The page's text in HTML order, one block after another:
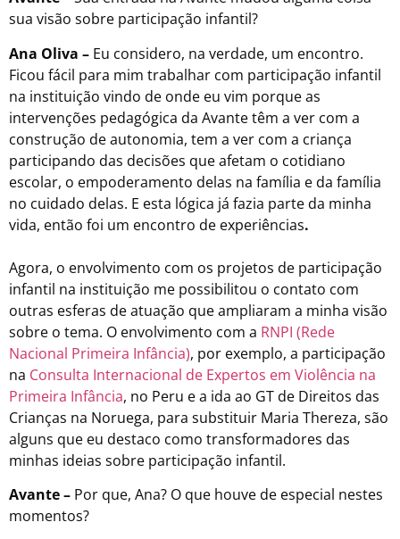
sua visão sobre participação infantil?
Ana Oliva – Eu considero, na verdade, um encontro.
Ficou fácil para mim trabalhar com participação infantil
na instituição vindo de onde eu vim porque as
intervenções pedagógica da Avante têm a ver com a
construção de autonomia, tem a ver com a criança
participando das decisões que afetam o cotidiano
escolar, o empoderamento delas na família e da família
no cuidado delas. E esta lógica já fazia parte da minha
vida, então foi um encontro de experiências.
Agora, o envolvimento com os projetos de participação
infantil na instituição me possibilitou o contato com
outras esferas de atuação que ampliaram a minha visão
sobre o tema. O envolvimento com a RNPI (Rede
Nacional Primeira Infância), por exemplo, a participação
na Consulta Internacional de Expertos em Violência na
Primeira Infância, no Peru e a ida ao GT de Direitos das
Crianças na Noruega, para substituir Maria Thereza, são
alguns que eu destaco como transformadores das
minhas ideias sobre participação infantil.
Avante – Por que, Ana? O que houve de especial nestes
momentos?